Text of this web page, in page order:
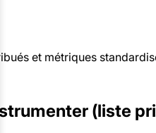
et métriques
(liste